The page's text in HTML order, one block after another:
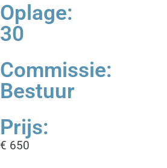
Oplage:
30
Commissie:
Bestuur
Prijs:
€ 650